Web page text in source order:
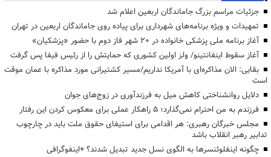
جزئیات مراسم بزرگ جاماندگان اربعین اعلام شد
تمهیدات و ویژه برنامه‌های شهرداری برای پیاده روی جاماندگان اربعین در تهران
آغاز برنامه ملی پزشکی خانواده در ۲۰ شهر فاز دوم با حضور «پزشکیان»
آغاز سقوط اینفانتینو/ ولز اولین کشوری که حمایتش را از رئیس فیفا پس گرفت
بقایی: الان مذاکره‌ای با آمریکا نداریم/مسیر کشتیرانی مورد مذاکره با عمان موقت
است
دلایل روانشناختی کاهش میل به فرزندآوری در زوج‌های جوان
فرزندم به من احترام نمی‌گذارد؛ ۵ راهکار عملی برای معکوس کردن این رفتار
مجلس خبرگان رهبری: هر اقدامی برای استیفای حقوق ملت باید در چارچوب
تدابیر رهبر انقلاب باشد
چگونه اینفلوئنسرها به الگوی نسل جدید تبدیل شدند؟ +اینفوگرافی